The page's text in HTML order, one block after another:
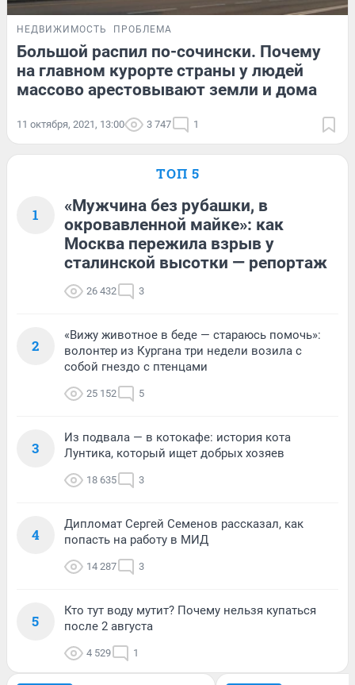
НЕДВИЖИМОСТЬ ПРОБЛЕМА
Большой распил по-сочински. Почему
на главном курорте страны у людей
массово арестовывают земли и дома
11 октября, 2021, 13:00 3 747 1
ТОП 5
1
«Мужчина без рубашки, в
окровавленной майке»: как
Москва пережила взрыв у
сталинской высотки — репортаж
26 432 3
2
«Вижу животное в беде — стараюсь помочь»:
волонтер из Кургана три недели возила с
собой гнездо с птенцами
25 152 5
3
Из подвала — в котокафе: история кота
Лунтика, который ищет добрых хозяев
18 635 3
4
Дипломат Сергей Семенов рассказал, как
попасть на работу в МИД
14 287 3
5
Кто тут воду мутит? Почему нельзя купаться
после 2 августа
4 529 1